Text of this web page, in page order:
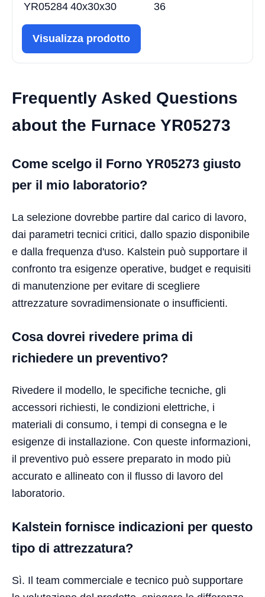
YR05284 40x30x30 36
Visualizza prodotto
Frequently Asked Questions
about the Furnace YR05273
Come scelgo il Forno YR05273 giusto
per il mio laboratorio?
La selezione dovrebbe partire dal carico di lavoro,
dai parametri tecnici critici, dallo spazio disponibile
e dalla frequenza d'uso. Kalstein può supportare il
confronto tra esigenze operative, budget e requisiti
di manutenzione per evitare di scegliere
attrezzature sovradimensionate o insufficienti.
Cosa dovrei rivedere prima di
richiedere un preventivo?
Rivedere il modello, le specifiche tecniche, gli
accessori richiesti, le condizioni elettriche, i
materiali di consumo, i tempi di consegna e le
esigenze di installazione. Con queste informazioni,
il preventivo può essere preparato in modo più
accurato e allineato con il flusso di lavoro del
laboratorio.
Kalstein fornisce indicazioni per questo
tipo di attrezzatura?
Sì. Il team commerciale e tecnico può supportare